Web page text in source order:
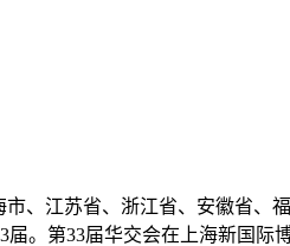
、江苏省、浙江省、安徽省、
。第33届华交会在上海新国